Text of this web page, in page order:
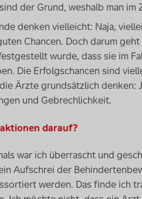
der Grund, weshalb man im
denken vielleicht: Naja,
Chancen. Doch darum
wurde, dass sie im
Die Erfolgschancen sind
Ärzte grundsätzlich denken:
und Gebrechlichkeit.
darauf?
war ich überrascht und
Aufschrei der
werden. Das finde ich